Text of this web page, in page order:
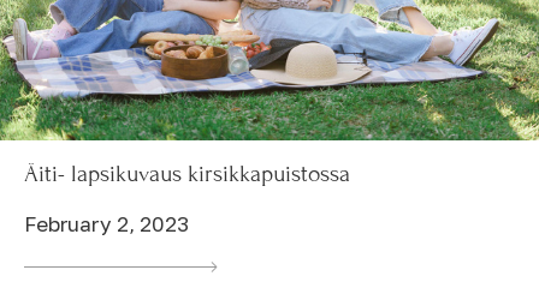
Äiti- lapsikuvaus kirsikkapuistossa
February 2, 2023